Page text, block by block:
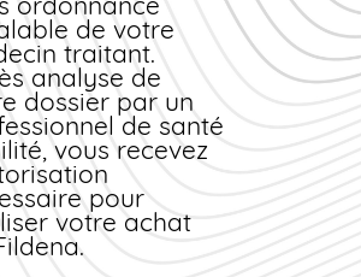
avec votre
médical, puis
votre
sous
discret.
profitez ainsi
achatsécurisé,
à la
et de tarifs
de votre
traitant.
analyse de
dossier par un
de santé
vous recevez
pour
votre achat